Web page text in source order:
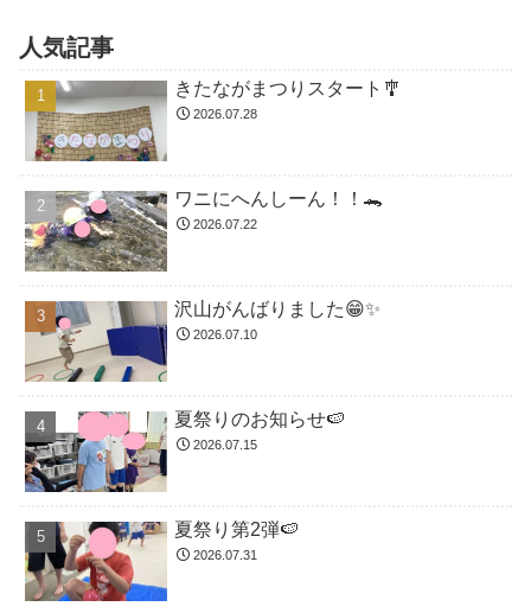
人気記事
きたながまつりスタート🎐
2026.07.28
ワニにへんしーん！！🐊
2026.07.22
沢山がんばりました😁✨
2026.07.10
夏祭りのお知らせ🍉
2026.07.15
夏祭り第2弾🍉
2026.07.31